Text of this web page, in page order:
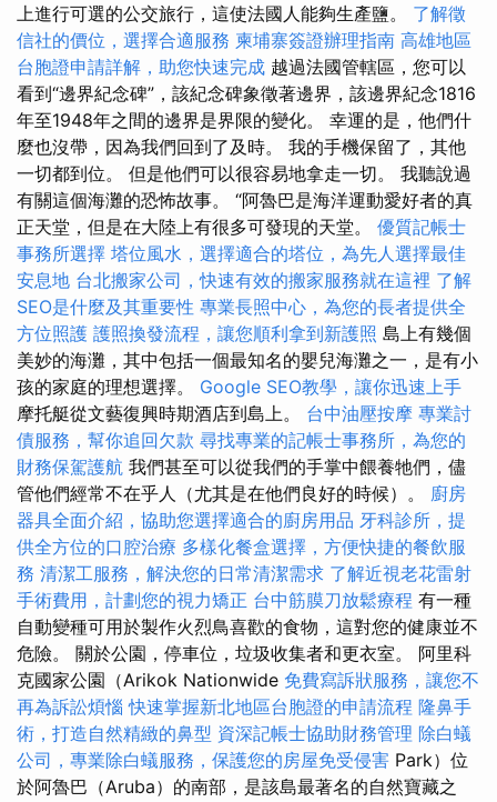
上進行可選的公交旅行，這使法國人能夠生產鹽。 了解徵
信社的價位，選擇合適服務 柬埔寨簽證辦理指南 高雄地區
台胞證申請詳解，助您快速完成 越過法國管轄區，您可以
看到“邊界紀念碑”，該紀念碑象徵著邊界，該邊界紀念1816
年至1948年之間的邊界是界限的變化。 幸運的是，他們什
麼也沒帶，因為我們回到了及時。 我的手機保留了，其他
一切都到位。 但是他們可以很容易地拿走一切。 我聽說過
有關這個海灘的恐怖故事。 “阿魯巴是海洋運動愛好者的真
正天堂，但是在大陸上有很多可發現的天堂。 優質記帳士
事務所選擇 塔位風水，選擇適合的塔位，為先人選擇最佳
安息地 台北搬家公司，快速有效的搬家服務就在這裡 了解
SEO是什麼及其重要性 專業長照中心，為您的長者提供全
方位照護 護照換發流程，讓您順利拿到新護照 島上有幾個
美妙的海灘，其中包括一個最知名的嬰兒海灘之一，是有小
孩的家庭的理想選擇。 Google SEO教學，讓你迅速上手
摩托艇從文藝復興時期酒店到島上。 台中油壓按摩 專業討
債服務，幫你追回欠款 尋找專業的記帳士事務所，為您的
財務保駕護航 我們甚至可以從我們的手掌中餵養牠們，儘
管他們經常不在乎人（尤其是在他們良好的時候）。 廚房
器具全面介紹，協助您選擇適合的廚房用品 牙科診所，提
供全方位的口腔治療 多樣化餐盒選擇，方便快捷的餐飲服
務 清潔工服務，解決您的日常清潔需求 了解近視老花雷射
手術費用，計劃您的視力矯正 台中筋膜刀放鬆療程 有一種
自動變種可用於製作火烈鳥喜歡的食物，這對您的健康並不
危險。 關於公園，停車位，垃圾收集者和更衣室。 阿里科
克國家公園（Arikok Nationwide 免費寫訴狀服務，讓您不
再為訴訟煩惱 快速掌握新北地區台胞證的申請流程 隆鼻手
術，打造自然精緻的鼻型 資深記帳士協助財務管理 除白蟻
公司，專業除白蟻服務，保護您的房屋免受侵害 Park）位
於阿魯巴（Aruba）的南部，是該島最著名的自然寶藏之